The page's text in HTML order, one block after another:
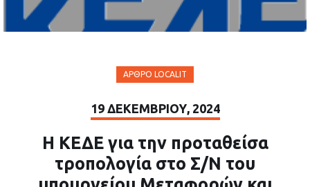
ΆΡΘΡΟ LOCALIT
19 ΔΕΚΕΜΒΡΊΟΥ, 2024
Η ΚΕΔΕ για την προταθείσα
τροπολογία στο Σ/Ν του